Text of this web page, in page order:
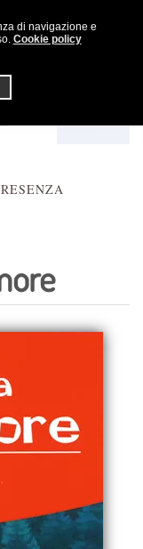
di navigazione e
Cookie policy